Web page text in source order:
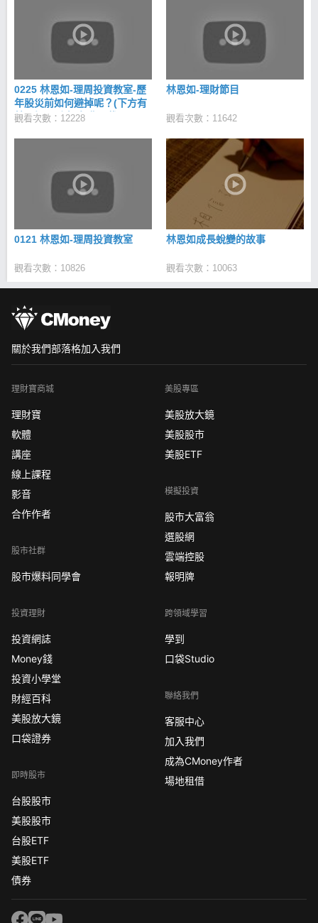
0225 林恩如-理周投資教室-歷
年股災前如何避掉呢？(下方有
林恩如理財寶-免費下載)
觀看次數：12228
林恩如-理財節目
觀看次數：11642
0121 林恩如-理周投資教室
觀看次數：10826
林恩如成長蛻變的故事
觀看次數：10063
關於我們部落格加入我們
理財寶商城
理財寶
軟體
講座
線上課程
影音
合作作者
股市社群
股市爆料同學會
投資理財
投資網誌
Money錢
投資小學堂
財經百科
美股放大鏡
口袋證券
即時股市
台股股市
美股股市
台股ETF
美股ETF
債券
美股專區
美股放大鏡
美股股市
美股ETF
模擬投資
股市大富翁
選股網
雲端控股
報明牌
跨領域學習
學到
口袋Studio
聯絡我們
客服中心
加入我們
成為CMoney作者
場地租借